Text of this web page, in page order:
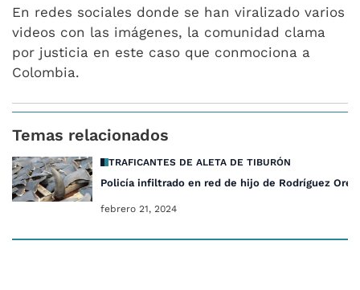
En redes sociales donde se han viralizado varios
videos con las imágenes, la comunidad clama
por justicia en este caso que conmociona a
Colombia.
Temas relacionados
TRAFICANTES DE ALETA DE TIBURÓN
Policía infiltrado en red de hijo de Rodríguez
febrero 21, 2024